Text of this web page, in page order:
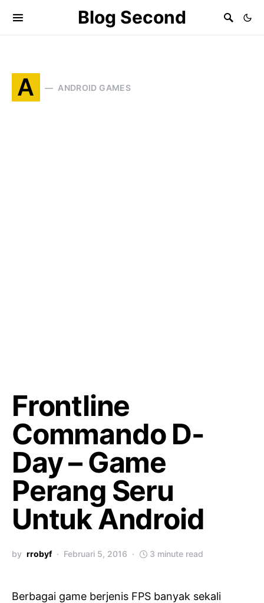
Blog Second
A ANDROID GAMES
Frontline
Commando D-
Day – Game
Perang Seru
Untuk Android
by rrobyf Februari 5, 2016 3 minute read
Berbagai game berjenis FPS banyak sekali